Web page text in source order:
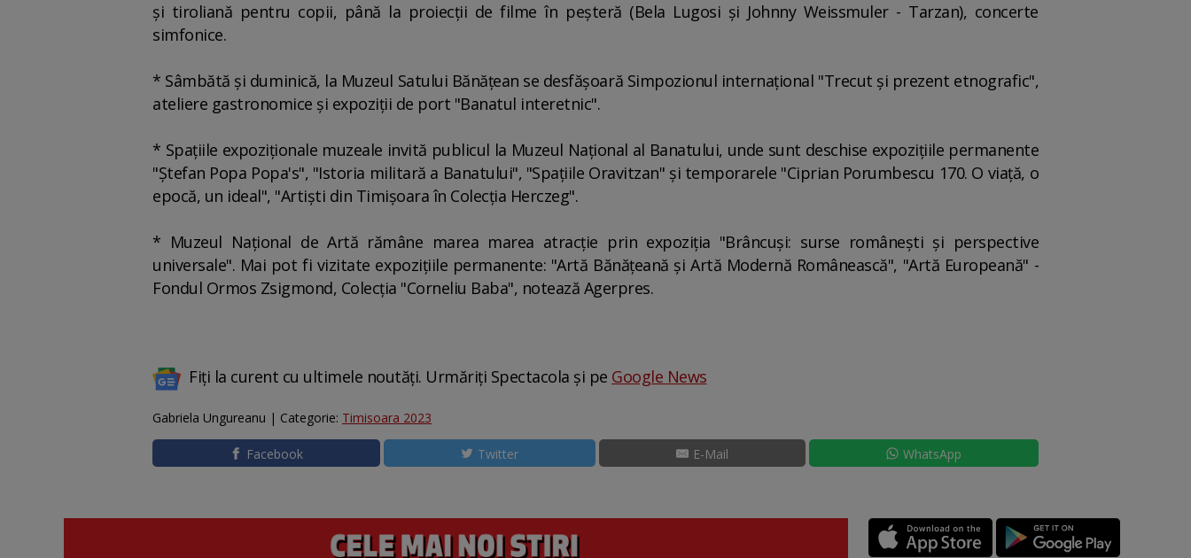
şi tiroliană pentru copii, până la proiecţii de filme în peşteră (Bela Lugosi şi Johnny Weissmuler - Tarzan), concerte
simfonice.
* Sâmbătă şi duminică, la Muzeul Satului Bănăţean se desfăşoară Simpozionul internaţional "Trecut şi prezent etnografic",
ateliere gastronomice şi expoziţii de port "Banatul interetnic".
* Spaţiile expoziţionale muzeale invită publicul la Muzeul Naţional al Banatului, unde sunt deschise expoziţiile permanente
"Ştefan Popa Popa's", "Istoria militară a Banatului", "Spaţiile Oravitzan" şi temporarele "Ciprian Porumbescu 170. O viaţă, o
epocă, un ideal", "Artişti din Timişoara în Colecţia Herczeg".
* Muzeul Naţional de Artă rămâne marea marea atracţie prin expoziţia "Brâncuşi: surse româneşti şi perspective
universale". Mai pot fi vizitate expoziţiile permanente: "Artă Bănăţeană şi Artă Modernă Românească", "Artă Europeană" -
Fondul Ormos Zsigmond, Colecţia "Corneliu Baba", notează Agerpres.
Fiți la curent cu ultimele noutăți. Urmăriți Spectacola și pe Google News
Gabriela Ungureanu | Categorie: Timisoara 2023
Facebook Twitter E-Mail WhatsApp